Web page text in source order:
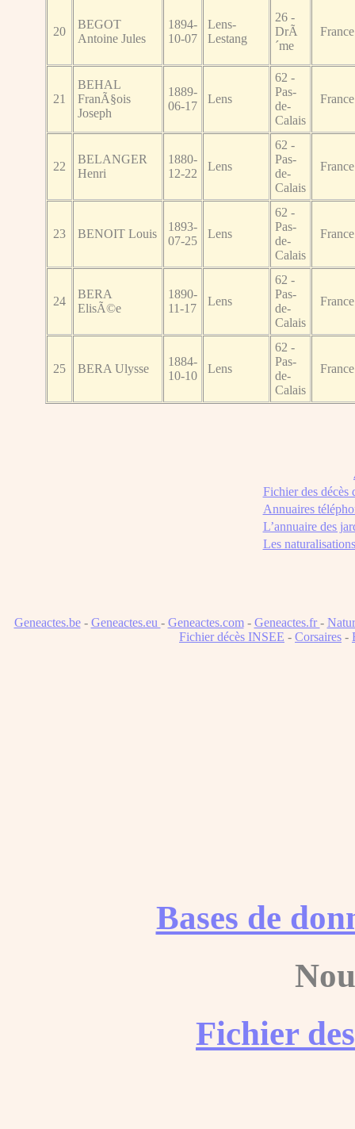
20
BEGOT
Antoine Jules
1894-
10-07
Lens-
Lestang
26 -
DrÃ
´me
France
21
BEHAL
FranÃ§ois
Joseph
1889-
06-17
Lens
62 -
Pas-
de-
Calais
France
22
BELANGER
Henri
1880-
12-22
Lens
62 -
Pas-
de-
Calais
France
23 BENOIT Louis
1893-
07-25
Lens
62 -
Pas-
de-
Calais
France
24
BERA
ElisÃ©e
1890-
11-17
Lens
62 -
Pas-
de-
Calais
France
25 BERA Ulysse
1884-
10-10
Lens
62 -
Pas-
de-
Calais
France
Fichier des décès
Annuaires
L’annuaire des
Les
Geneactes.be- Geneactes.eu - Geneactes.com- Geneactes.fr -
Fichier décès INSEE - Corsaires -
Bases de
Fichier